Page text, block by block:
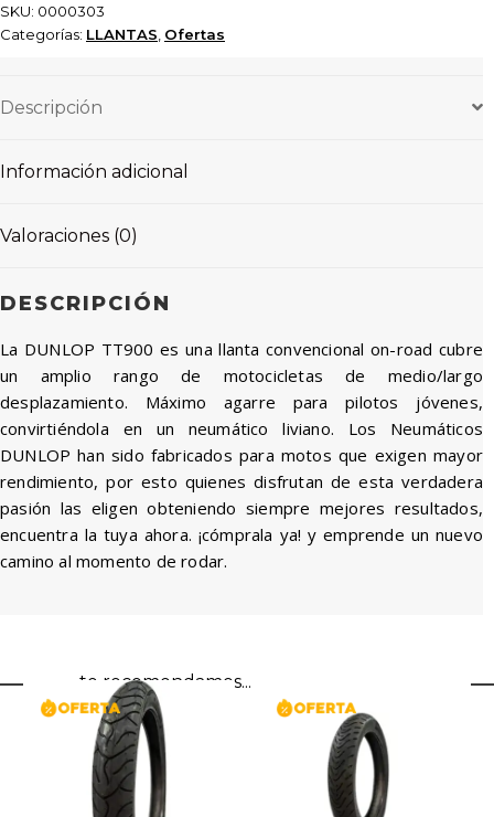
SKU: 0000303
Categorías: LLANTAS Ofertas
Descripción
Información adicional
Valoraciones (0)
DESCRIPCIÓN
La DUNLOP TT900 es una llanta convencional on-road cubre
un amplio rango de motocicletas de medio/largo
desplazamiento. Máximo agarre para pilotos jóvenes,
convirtiéndola en un neumático liviano. Los Neumáticos
DUNLOP han sido fabricados para motos que exigen mayor
rendimiento, por esto quienes disfrutan de esta verdadera
pasión las eligen obteniendo siempre mejores resultados,
encuentra la tuya ahora. ¡cómprala ya! y emprende un nuevo
camino al momento de rodar.
te recomendamos...